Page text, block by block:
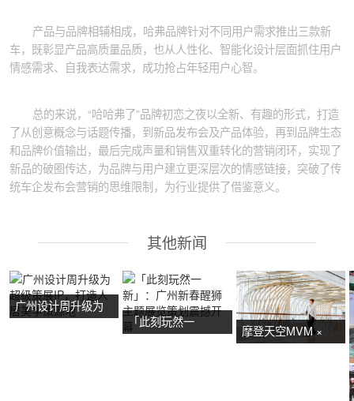
产品与品牌相辅相成，哈弗品牌针对不同用户需求推出三款新
车，既彰显产品高质量品质，也从人性化、智能化设计层面抓住用户
情感需求、自我表达需求，成功抢占年轻用户心智。
总的来说，“哈哈弗了”品牌初恋之夜以全新、有趣的形式，打造
了从创意概念与话题传播，到新品发布会及产品体验，再到品牌生态
和品牌价值输出，最后完成声量和销售双重转化的营销闭环，实现了
新品的破圈传达，为品牌与用户建立更深层次的情感链接，突破了传
统车企发布会营销的思维限制，为行业提供了借鉴意义。
其他新闻
广州设计周升级为
「此刻玩然一
摩登天空MVM ×